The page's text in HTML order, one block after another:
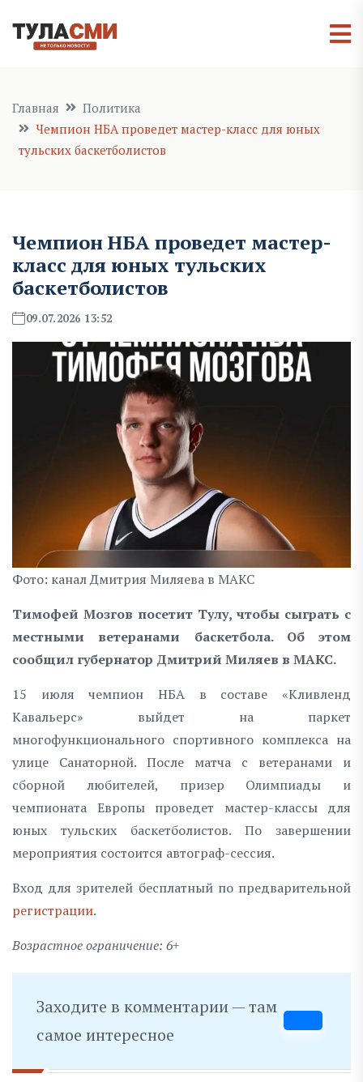
Главная
Политика
Чемпион НБА проведет мастер-класс для юных
тульских баскетболистов
Чемпион НБА проведет мастер-
класс для юных тульских
баскетболистов
09.07.2026 13:52
Фото: канал Дмитрия Миляева в МАКС
Тимофей Мозгов посетит Тулу, чтобы сыграть с
местными ветеранами баскетбола. Об этом
сообщил губернатор Дмитрий Миляев в MAKC.
15 июля чемпион НБА в составе «Кливленд
Кавальерс» выйдет на паркет
многофункционального спортивного комплекса на
улице Санаторной. После матча с ветеранами и
сборной любителей, призер Олимпиады и
чемпионата Европы проведет мастер-классы для
юных тульских баскетболистов. По завершении
мероприятия состоится автограф-сессия.
Вход для зрителей бесплатный по предварительной
регистрации.
Возрастное ограничение: 6+
Заходите в комментарии — там
самое интересное